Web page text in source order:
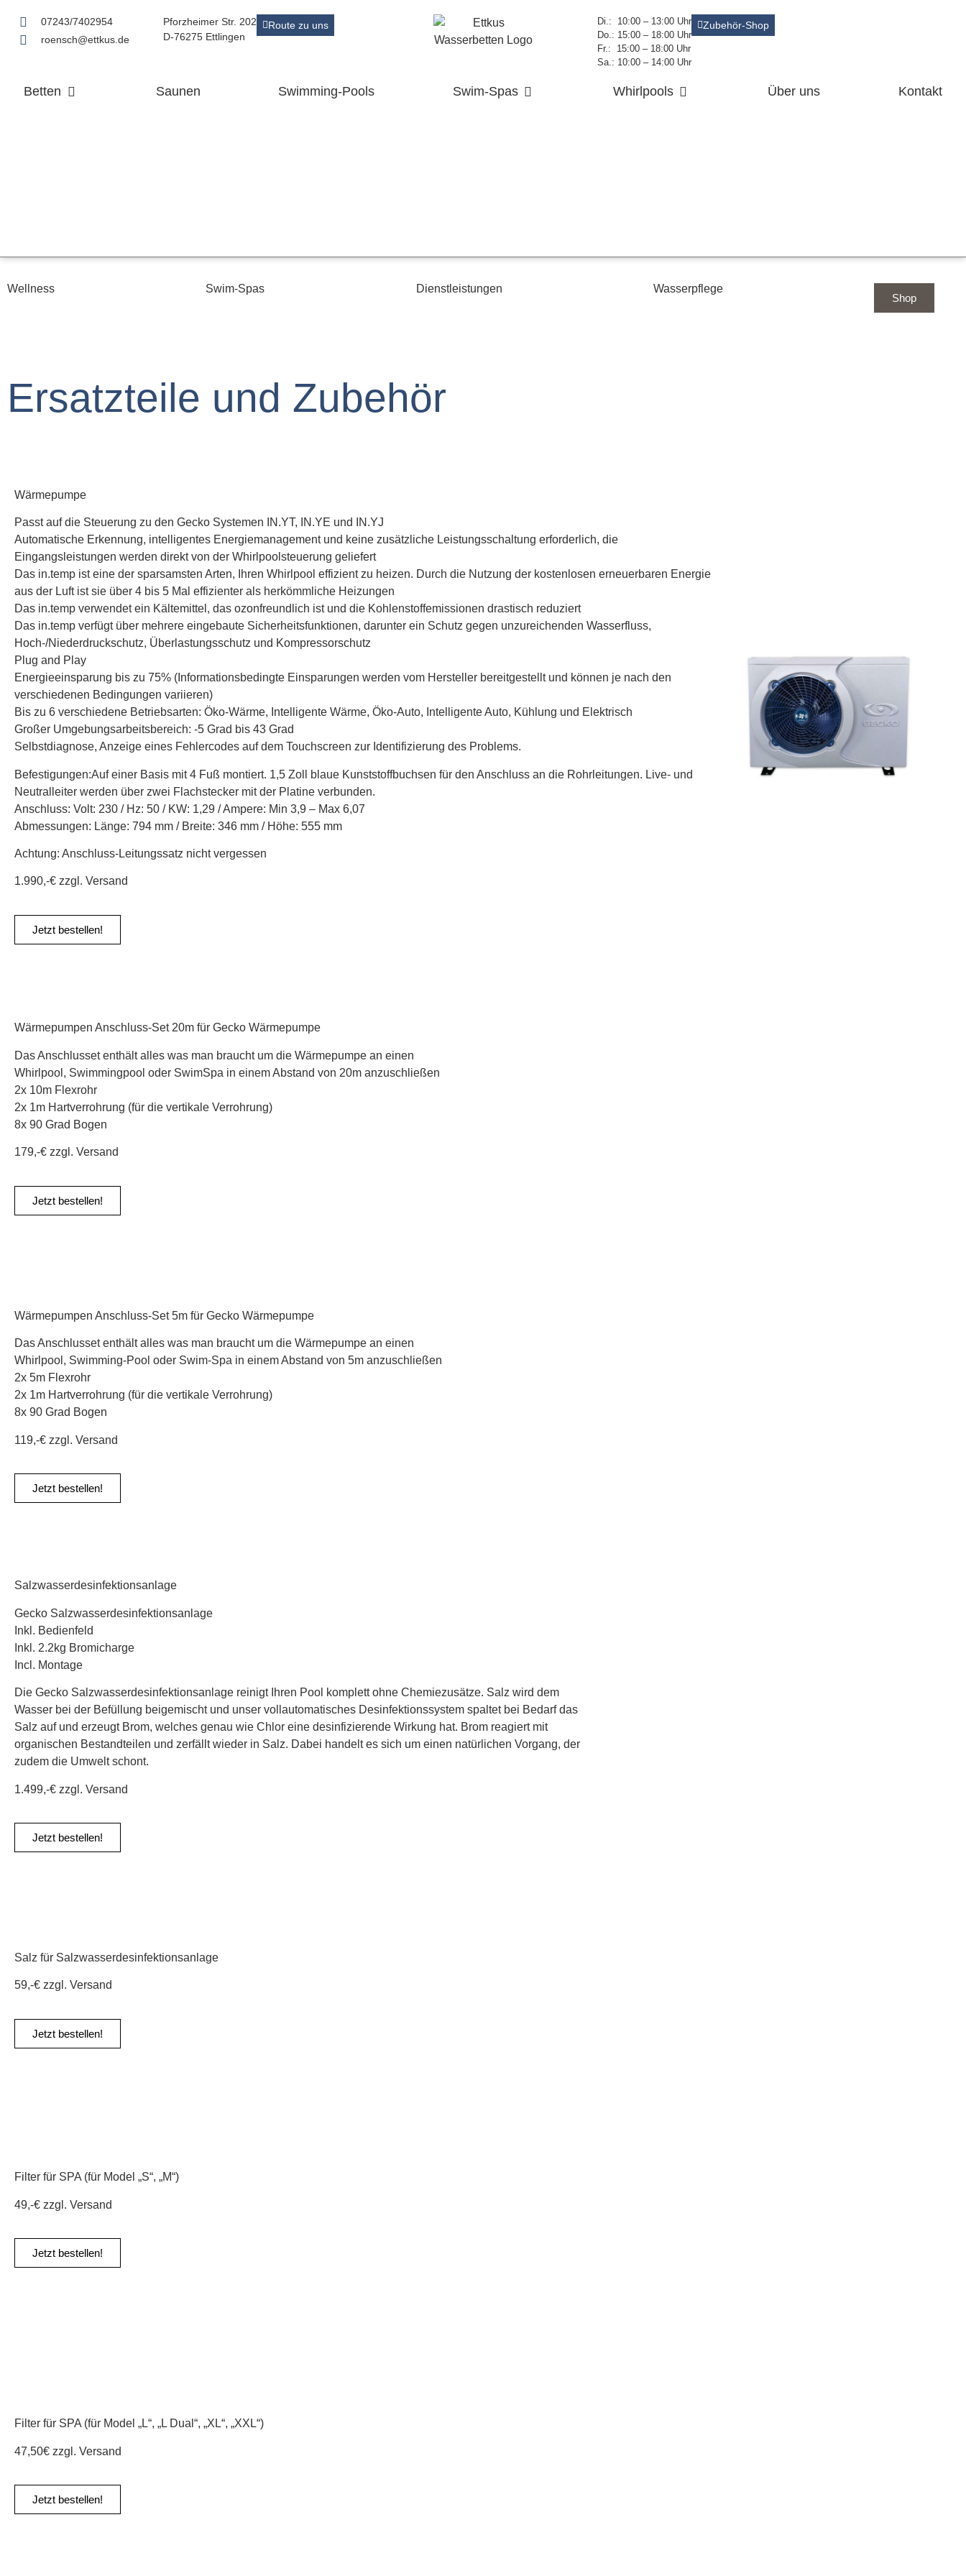
07243/7402954
roensch@ettkus.de
Pforzheimer Str. 202
D-76275 Ettlingen
Route zu uns
Di.: 10:00 – 13:00 Uhr
Do.: 15:00 – 18:00 Uhr
Fr.: 15:00 – 18:00 Uhr
Sa.: 10:00 – 14:00 Uhr
Zubehör-Shop
Betten Saunen Swimming-Pools Swim-Spas Whirlpools Über uns Kontakt
Wellness Swim-Spas Dienstleistungen Wasserpflege
Shop
Ersatzteile und Zubehör
Wärmepumpe
Passt auf die Steuerung zu den Gecko Systemen IN.YT, IN.YE und IN.YJ
Automatische Erkennung, intelligentes Energiemanagement und keine zusätzliche Leistungsschaltung erforderlich, die
Eingangsleistungen werden direkt von der Whirlpoolsteuerung geliefert
Das in.temp ist eine der sparsamsten Arten, Ihren Whirlpool effizient zu heizen. Durch die Nutzung der kostenlosen erneuerbaren Energie
aus der Luft ist sie über 4 bis 5 Mal effizienter als herkömmliche Heizungen
Das in.temp verwendet ein Kältemittel, das ozonfreundlich ist und die Kohlenstoffemissionen drastisch reduziert
Das in.temp verfügt über mehrere eingebaute Sicherheitsfunktionen, darunter ein Schutz gegen unzureichenden Wasserfluss,
Hoch-/Niederdruckschutz, Überlastungsschutz und Kompressorschutz
Plug and Play
Energieeinsparung bis zu 75% (Informationsbedingte Einsparungen werden vom Hersteller bereitgestellt und können je nach den
verschiedenen Bedingungen variieren)
Bis zu 6 verschiedene Betriebsarten: Öko-Wärme, Intelligente Wärme, Öko-Auto, Intelligente Auto, Kühlung und Elektrisch
Großer Umgebungsarbeitsbereich: -5 Grad bis 43 Grad
Selbstdiagnose, Anzeige eines Fehlercodes auf dem Touchscreen zur Identifizierung des Problems.
Befestigungen:Auf einer Basis mit 4 Fuß montiert. 1,5 Zoll blaue Kunststoffbuchsen für den Anschluss an die Rohrleitungen. Live- und
Neutralleiter werden über zwei Flachstecker mit der Platine verbunden.
Anschluss: Volt: 230 / Hz: 50 / KW: 1,29 / Ampere: Min 3,9 – Max 6,07
Abmessungen: Länge: 794 mm / Breite: 346 mm / Höhe: 555 mm
Achtung: Anschluss-Leitungssatz nicht vergessen
1.990,-€ zzgl. Versand
Jetzt bestellen!
Wärmepumpen Anschluss-Set 20m für Gecko Wärmepumpe
Das Anschlusset enthält alles was man braucht um die Wärmepumpe an einen
Whirlpool, Swimmingpool oder SwimSpa in einem Abstand von 20m anzuschließen
2x 10m Flexrohr
2x 1m Hartverrohrung (für die vertikale Verrohrung)
8x 90 Grad Bogen
179,-€ zzgl. Versand
Jetzt bestellen!
Wärmepumpen Anschluss-Set 5m für Gecko Wärmepumpe
Das Anschlusset enthält alles was man braucht um die Wärmepumpe an einen
Whirlpool, Swimming-Pool oder Swim-Spa in einem Abstand von 5m anzuschließen
2x 5m Flexrohr
2x 1m Hartverrohrung (für die vertikale Verrohrung)
8x 90 Grad Bogen
119,-€ zzgl. Versand
Jetzt bestellen!
Salzwasserdesinfektionsanlage
Gecko Salzwasserdesinfektionsanlage
Inkl. Bedienfeld
Inkl. 2.2kg Bromicharge
Incl. Montage
Die Gecko Salzwasserdesinfektionsanlage reinigt Ihren Pool komplett ohne Chemiezusätze. Salz wird dem
Wasser bei der Befüllung beigemischt und unser vollautomatisches Desinfektionssystem spaltet bei Bedarf das
Salz auf und erzeugt Brom, welches genau wie Chlor eine desinfizierende Wirkung hat. Brom reagiert mit
organischen Bestandteilen und zerfällt wieder in Salz. Dabei handelt es sich um einen natürlichen Vorgang, der
zudem die Umwelt schont.
1.499,-€ zzgl. Versand
Jetzt bestellen!
Salz für Salzwasserdesinfektionsanlage
59,-€ zzgl. Versand
Jetzt bestellen!
Filter für SPA (für Model „S“, „M“)
49,-€ zzgl. Versand
Jetzt bestellen!
Filter für SPA (für Model „L“, „L Dual“, „XL“, „XXL“)
47,50€ zzgl. Versand
Jetzt bestellen!